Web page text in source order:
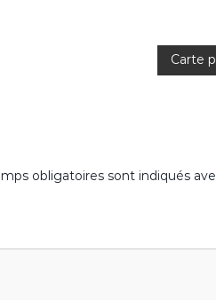
Carte
obligatoires sont indiqués